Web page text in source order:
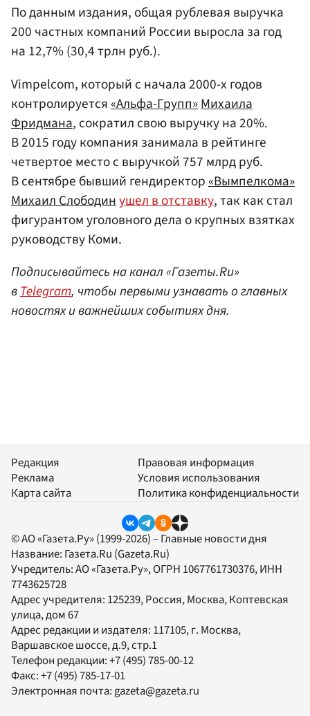
По данным издания, общая рублевая выручка
200 частных компаний России выросла за год
на 12,7% (30,4 трлн руб.).
Vimpelcom, который с начала 2000-х годов
контролируется«Альфа-Групп»Михаила
Фридмана, сократил свою выручку на 20%.
В 2015 году компания занимала в рейтинге
четвертое место с выручкой 757 млрд руб.
В сентябре бывший гендиректор«Вымпелкома»
Михаил Слободинушел в отставку, так как стал
фигурантом уголовного дела о крупных взятках
руководству Коми.
Подписывайтесь на канал «Газеты.Ru»
вTelegram, чтобы первыми узнавать о главных
новостях и важнейших событиях дня.
Редакция
Реклама
Карта сайта
Правовая информация
Условия использования
Политика конфиденциальности
© АО «Газета.Ру» (1999-2026) – Главные новости дня
Название: Газета.Ru (Gazeta.Ru)
Учредитель:АО «Газета.Ру», ОГРН 1067761730376, ИНН
7743625728
Адрес учредителя: 125239, Россия, Москва, Коптевская
улица, дом 67
Адрес редакции и издателя: 117105, г. Москва,
Варшавское шоссе, д.9, стр.1
Телефон редакции:+7 (495) 785-00-12
Факс:+7 (495) 785-17-01
Электронная почта:gazeta@gazeta.ru